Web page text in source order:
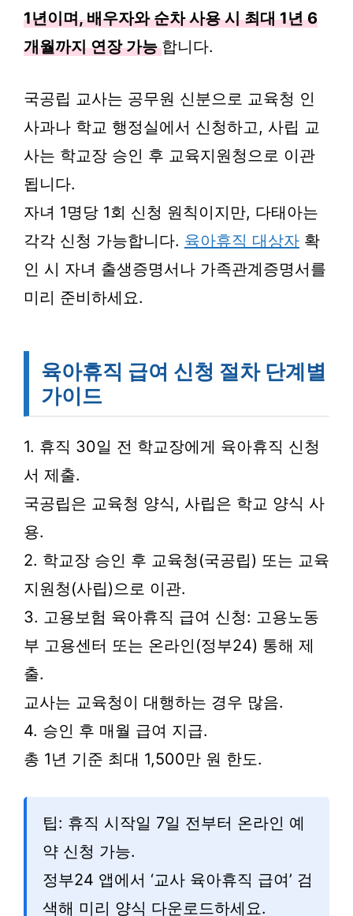
1년이며, 배우자와 순차 사용 시 최대 1년 6
개월까지 연장 가능 합니다.
국공립 교사는 공무원 신분으로 교육청 인
사과나 학교 행정실에서 신청하고, 사립 교
사는 학교장 승인 후 교육지원청으로 이관
됩니다.
자녀 1명당 1회 신청 원칙이지만, 다태아는
각각 신청 가능합니다. 육아휴직 대상자 확
인 시 자녀 출생증명서나 가족관계증명서를
미리 준비하세요.
육아휴직 급여 신청 절차 단계별
가이드
1. 휴직 30일 전 학교장에게 육아휴직 신청
서 제출.
국공립은 교육청 양식, 사립은 학교 양식 사
용.
2. 학교장 승인 후 교육청(국공립) 또는 교육
지원청(사립)으로 이관.
3. 고용보험 육아휴직 급여 신청: 고용노동
부 고용센터 또는 온라인(정부24) 통해 제
출.
교사는 교육청이 대행하는 경우 많음.
4. 승인 후 매월 급여 지급.
총 1년 기준 최대 1,500만 원 한도.
팁: 휴직 시작일 7일 전부터 온라인 예
약 신청 가능.
정부24 앱에서 ‘교사 육아휴직 급여’ 검
색해 미리 양식 다운로드하세요.